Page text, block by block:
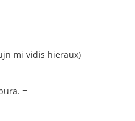
mi vidis hieraux)
=